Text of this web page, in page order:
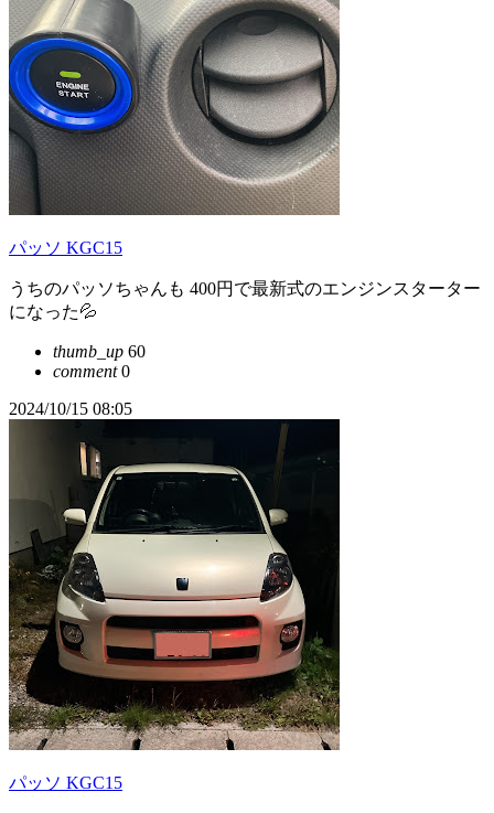
パッソ KGC15
うちのパッソちゃんも 400円で最新式のエンジンスターター
になった💦
thumb_up 60
comment0
2024/10/15 08:05
パッソ KGC15